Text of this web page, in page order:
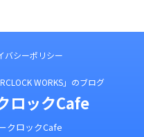
バシーポリシー
WORKS」のブログ
ロックCafe
クロックCafe